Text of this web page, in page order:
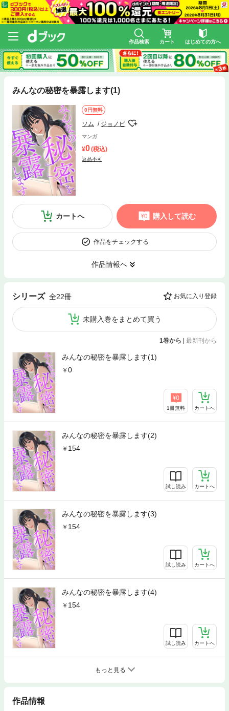
作品検索 カート はじめての方へ
みんなの秘密を暴露します(1)
0円無料
ソム ジョノビ
マンガ
0(税込)
返品不可
カートへ 購入して読む
作品をチェックする
作品情報へ
シリーズ 全22冊 お気に入り登録
未購入巻をまとめて買う
1巻から | 最新刊から
みんなの秘密を暴露します(1)
0
1冊無料 カートへ
みんなの秘密を暴露します(2)
154
試し読み カートへ
みんなの秘密を暴露します(3)
154
試し読み カートへ
みんなの秘密を暴露します(4)
154
試し読み カートへ
もっと見る
作品情報